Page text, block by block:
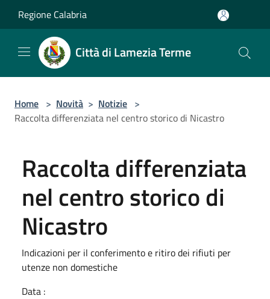
Regione Calabria
Città di Lamezia Terme
Home > Novità > Notizie >
Raccolta differenziata nel centro storico di Nicastro
Raccolta differenziata
nel centro storico di
Nicastro
Indicazioni per il conferimento e ritiro dei rifiuti per
utenze non domestiche
Data :